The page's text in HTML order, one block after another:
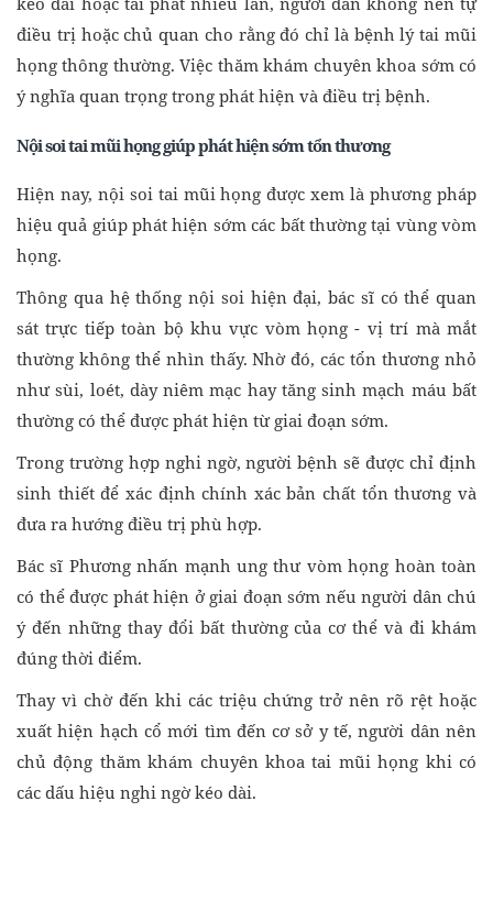
điều trị hoặc chủ quan cho rằng đó chỉ là bệnh lý tai mũi
họng thông thường. Việc thăm khám chuyên khoa sớm có
ý nghĩa quan trọng trong phát hiện và điều trị bệnh.
Nội soi tai mũi họng giúp phát hiện sớm tổn thương
Hiện nay, nội soi tai mũi họng được xem là phương pháp
hiệu quả giúp phát hiện sớm các bất thường tại vùng vòm
họng.
Thông qua hệ thống nội soi hiện đại, bác sĩ có thể quan
sát trực tiếp toàn bộ khu vực vòm họng - vị trí mà mắt
thường không thể nhìn thấy. Nhờ đó, các tổn thương nhỏ
như sùi, loét, dày niêm mạc hay tăng sinh mạch máu bất
thường có thể được phát hiện từ giai đoạn sớm.
Trong trường hợp nghi ngờ, người bệnh sẽ được chỉ định
sinh thiết để xác định chính xác bản chất tổn thương và
đưa ra hướng điều trị phù hợp.
Bác sĩ Phương nhấn mạnh ung thư vòm họng hoàn toàn
có thể được phát hiện ở giai đoạn sớm nếu người dân chú
ý đến những thay đổi bất thường của cơ thể và đi khám
đúng thời điểm.
Thay vì chờ đến khi các triệu chứng trở nên rõ rệt hoặc
xuất hiện hạch cổ mới tìm đến cơ sở y tế, người dân nên
chủ động thăm khám chuyên khoa tai mũi họng khi có
các dấu hiệu nghi ngờ kéo dài.